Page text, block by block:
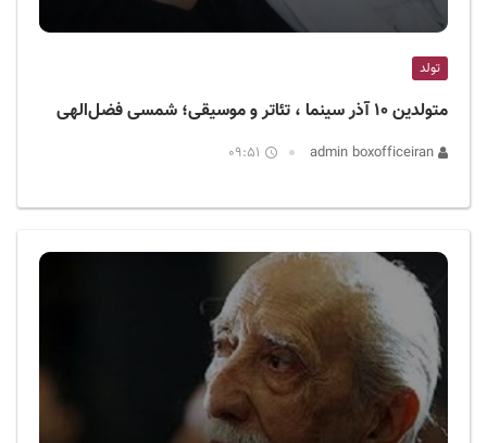
تولد
متولدین ۱۰ آذر سینما ، تئاتر و موسیقی؛ شمسی فضل‌الهی
09:51